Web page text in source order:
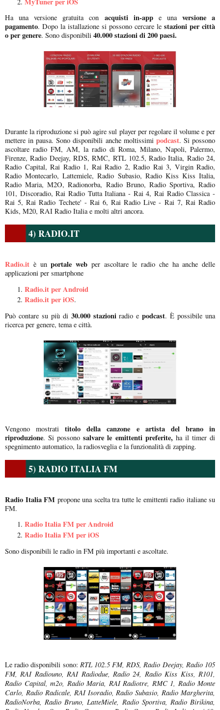
Ha una versione gratuita con acquisti in-appe unaversione a
pagamento. Dopo la istallazione si possono cercare le stazioni per città
o per genere. Sono disponibili 40.000 stazioni di 200 paesi.
Durante la riproduzione si può agire sul player per regolare il volume e per
mettere in pausa. Sono disponibili anche moltissimi podcast. Si possono
ascoltare radio FM, AM, la radio di Roma, Milano, Napoli, Palermo,
Firenze, Radio Deejay, RDS, RMC, RTL 102.5, Radio Italia, Radio 24,
Radio Capital, Rai Radio 1, Rai Radio 2, Radio Rai 3, Virgin Radio,
Radio Montecarlo, Lattemiele, Radio Subasio, Radio Kiss Kiss Italia,
Radio Maria, M2O, Radionorba, Radio Bruno, Radio Sportiva, Radio
101, Discoradio, Rai Radio Tutta Italiana - Rai 4, Rai Radio Classica -
Rai 5, Rai Radio Techete' - Rai 6, Rai Radio Live - Rai 7, Rai Radio
Kids, M20, RAI Radio Italia e molti altri ancora.
4) RADIO.IT
Radio.it è unportale web per ascoltare le radio che ha anche delle
applicazioni per smartphone
Radio.it per Android
Radio.it per iOS.
Può contare su più di30.000 stazioniradio e podcast. È possibile una
ricerca per genere, tema e città.
Vengono mostratititolo della canzone e artista del brano in
riproduzione. Si possonosalvare le emittenti preferite,ha il timer di
spegnimento automatico, la radiosveglia e la funzionalità di zapping.
5) RADIO ITALIA FM
Radio Italia FM propone una scelta tra tutte le emittenti radio italiane su
FM.
Radio Italia FM per Android
Radio Italia FM per iOS
Sono disponibili le radio in FM più importanti e ascoltate.
Le radio disponibili sono: RTL 102.5 FM, RDS, Radio Deejay, Radio 105
FM, RAI Radiouno, RAI Radiodue, Radio 24, Radio Kiss Kiss, R101,
Radio Capital, m2o, Radio Maria, RAI Radiotre, RMC 1, Radio Monte
Carlo, Radio Radicale, RAI Isoradio, Radio Subasio, Radio Margherita,
RadioNorba, Radio Bruno, LatteMiele, Radio Sportiva, Radio Birikina,